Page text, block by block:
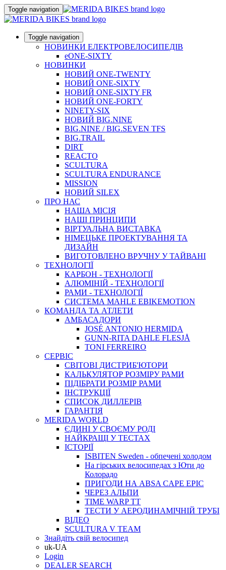
Toggle navigation
Toggle navigation
НОВИНКИ ЕЛЕКТРОВЕЛОСИПЕДІВ
eONE-SIXTY
НОВИНКИ
НОВИЙ ONE-TWENTY
НОВИЙ ONE-SIXTY
НОВИЙ ONE-SIXTY FR
НОВИЙ ONE-FORTY
NINETY-SIX
НОВИЙ BIG.NINE
BIG.NINE / BIG.SEVEN TFS
BIG.TRAIL
DIRT
REACTO
SCULTURA
SCULTURA ENDURANCE
MISSION
НОВИЙ SILEX
ПРО НАС
НАША МICIЯ
НАШI ПРИНЦИПИ
ВIРТУАЛЬНА ВИСТАВКА
НІМЕЦЬКЕ ПРОЕКТУВАННЯ ТА
ДИЗАЙН
ВИГОТОВЛЕНО ВРУЧНУ У ТАЙВАНІ
ТЕХНОЛОГІЇ
КАРБОН - ТЕХНОЛОГІЇ
АЛЮМІНІЙ - ТЕХНОЛОГІЇ
РАМИ - ТЕХНОЛОГІЇ
СИСТЕМА MAHLE EBIKEMOTION
КОМАНДА ТА АТЛЕТИ
АМБАСАДОРИ
JOSÉ ANTONIO HERMIDA
GUNN-RITA DAHLE FLESJÅ
TONI FERREIRO
СЕРВІС
СВІТОВІ ДИСТРИБ'ЮТОРИ
КАЛЬКУЛЯТОР РОЗМIРУ РАМИ
ПІДІБРАТИ РОЗМІР РАМИ
IНСТРУКЦIЇ
СПИСОК ДИЛЛЕРІВ
ГАРАНТIЯ
MERIDA WORLD
ЄДИНI У СВОЄМУ РОДI
НАЙКРАЩІ У ТЕСТАХ
ІСТОРІЇ
ISBITEN Sweden - обпечені холодом
На гірських велосипедах з Юти до
Колорадо
ПРИГОДИ НА ABSA CAPE EPIC
ЧЕРЕЗ АЛЬПИ
TIME WARP TT
ТЕСТИ У АЕРОДИНАМІЧНІЙ ТРУБІ
ВІДЕО
SCULTURA V TEAM
Знайдіть свій велосипед
uk-UA
Login
DEALER SEARCH